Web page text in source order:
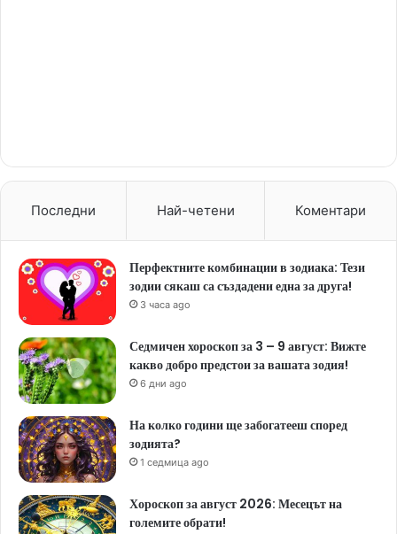
Последни Най-четени Коментари
Перфектните комбинации в зодиака: Тези
зодии сякаш са създадени една за друга!
3 часа ago
Седмичен хороскоп за 3 – 9 август: Вижте
какво добро предстои за вашата зодия!
6 дни ago
На колко години ще забогатееш според
зодията?
1 седмица ago
Хороскоп за август 2026: Месецът на
големите обрати!